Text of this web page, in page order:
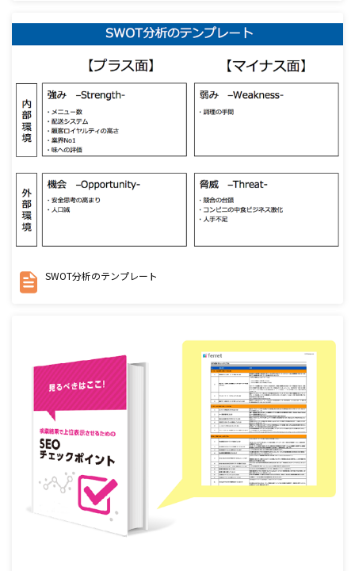
SWOT分析のテンプレート